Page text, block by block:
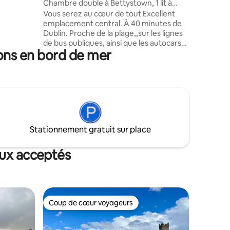
et
Chambre double à Bettystown, 1 lit à
côté de la plage
Vous serez au cœur de tout Excellent
emplacement central. À 40 minutes de
Dublin. Proche de la plage,,sur les lignes
de bus publiques, ainsi que les autocars
de Matthew service de banlieue vers
Dublin. Gare ferroviaire à 5 minutes.
proximité,salle de sport avec piscine/spa,
casino à côté. Buanderie en face. Vous
disposerez d'une chambre double privée
avec salle de bain privée séparée.
situé dans cette pièce.
en bord de mer
Stationnement gratuit sur place
acceptés
Coup de cœur voyageurs
Coup de cœur voyageurs